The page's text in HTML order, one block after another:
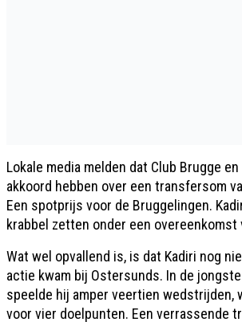
Lokale media melden dat Club Brugge
akkoord hebben over een transfersom
Een spotprijs voor de Bruggelingen.
krabbel zetten onder een overeenkomst
Wat wel opvallend is, is dat Kadiri nog
actie kwam bij Ostersunds. In de
speelde hij amper veertien wedstrijden,
voor vier doelpunten. Een verrassende